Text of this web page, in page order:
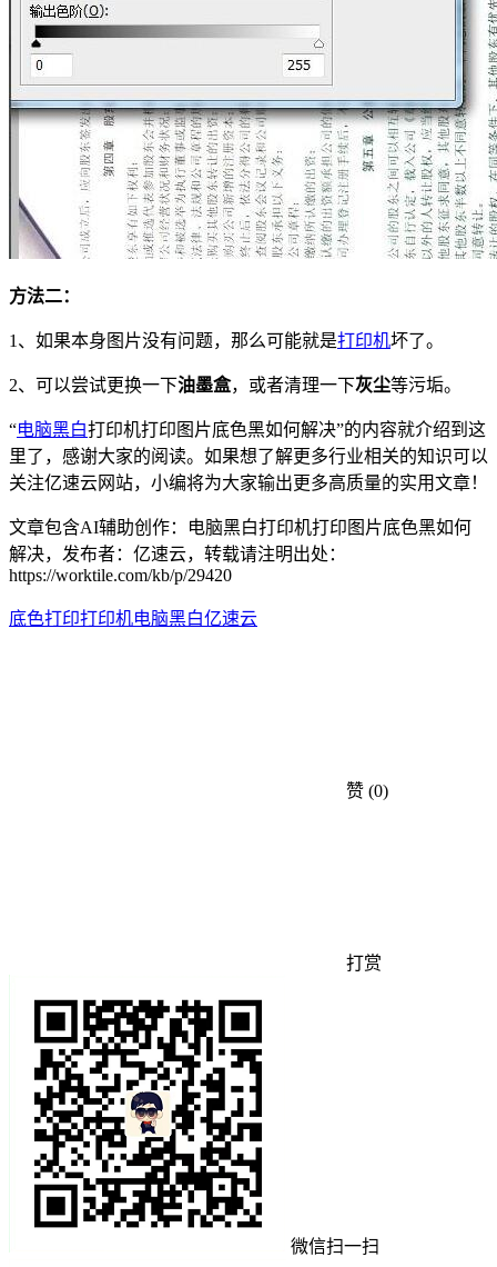
方法二：
1、如果本身图片没有问题，那么可能就是打印机坏了。
2、可以尝试更换一下油墨盒，或者清理一下灰尘等污垢。
“电脑黑白打印机打印图片底色黑如何解决”的内容就介绍到这
里了，感谢大家的阅读。如果想了解更多行业相关的知识可以
关注亿速云网站，小编将为大家输出更多高质量的实用文章！
文章包含AI辅助创作：电脑黑白打印机打印图片底色黑如何
解决，发布者：亿速云，转载请注明出处：
https://worktile.com/kb/p/29420
底色打印打印机电脑黑白亿速云
赞 (0)
打赏
微信扫一扫